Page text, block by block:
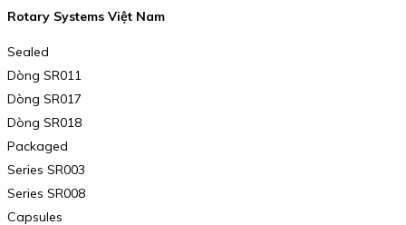
Rotary Systems Việt Nam
Sealed
Dòng SR011
Dòng SR017
Dòng SR018
Packaged
Series SR003
Series SR008
Capsules